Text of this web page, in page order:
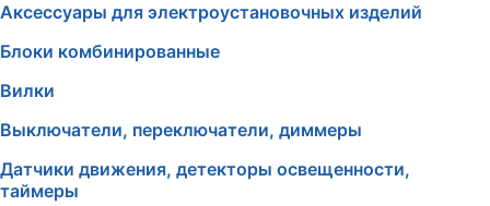
Аксессуары для электроустановочных изделий
Блоки комбинированные
Вилки
Выключатели, переключатели, диммеры
Датчики движения, детекторы освещенности,
таймеры